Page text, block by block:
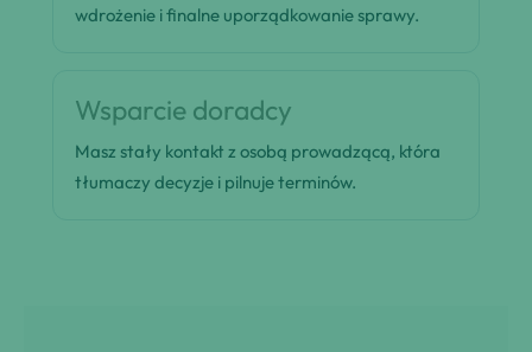
wdrożenie i finalne uporządkowanie sprawy.
Wsparcie doradcy
Masz stały kontakt z osobą prowadzącą, która
tłumaczy decyzje i pilnuje terminów.